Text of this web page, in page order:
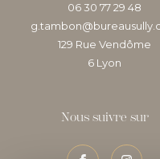
06 30 77 29 48
129 Rue Vendôme
6
lyon
Nous suivre sur